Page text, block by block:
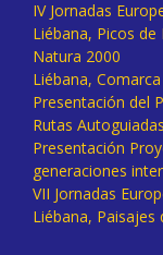
IV Jornadas
Liébana, Picos de
Natura 2000
Liébana,
Presentación del
Rutas
Presentación
generaciones
VII Jornadas
Liébana, Paisajes